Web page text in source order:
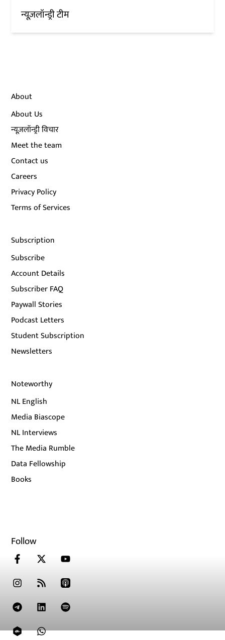
न्यूज़लॉन्ड्री टीम
About
About Us
न्यूज़लॉन्ड्री विचार
Meet the team
Contact us
Careers
Privacy Policy
Terms of Services
Subscription
Subscribe
Account Details
Subscriber FAQ
Paywall Stories
Podcast Letters
Student Subscription
Newsletters
Noteworthy
NL English
Media Biascope
NL Interviews
The Media Rumble
Data Fellowship
Books
Follow